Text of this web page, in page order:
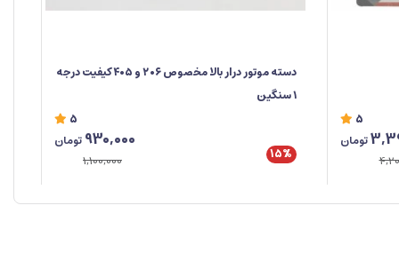
5
تومان
دسته موتور درار بالا مخصوص ۲۰۶ و ۴۰۵ کیفیت درجه
۱ سنگین
5
15%
930,000تومان
1,100,000